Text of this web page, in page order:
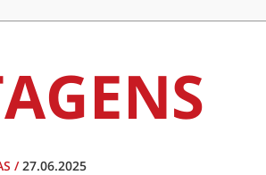
/27.06.2025